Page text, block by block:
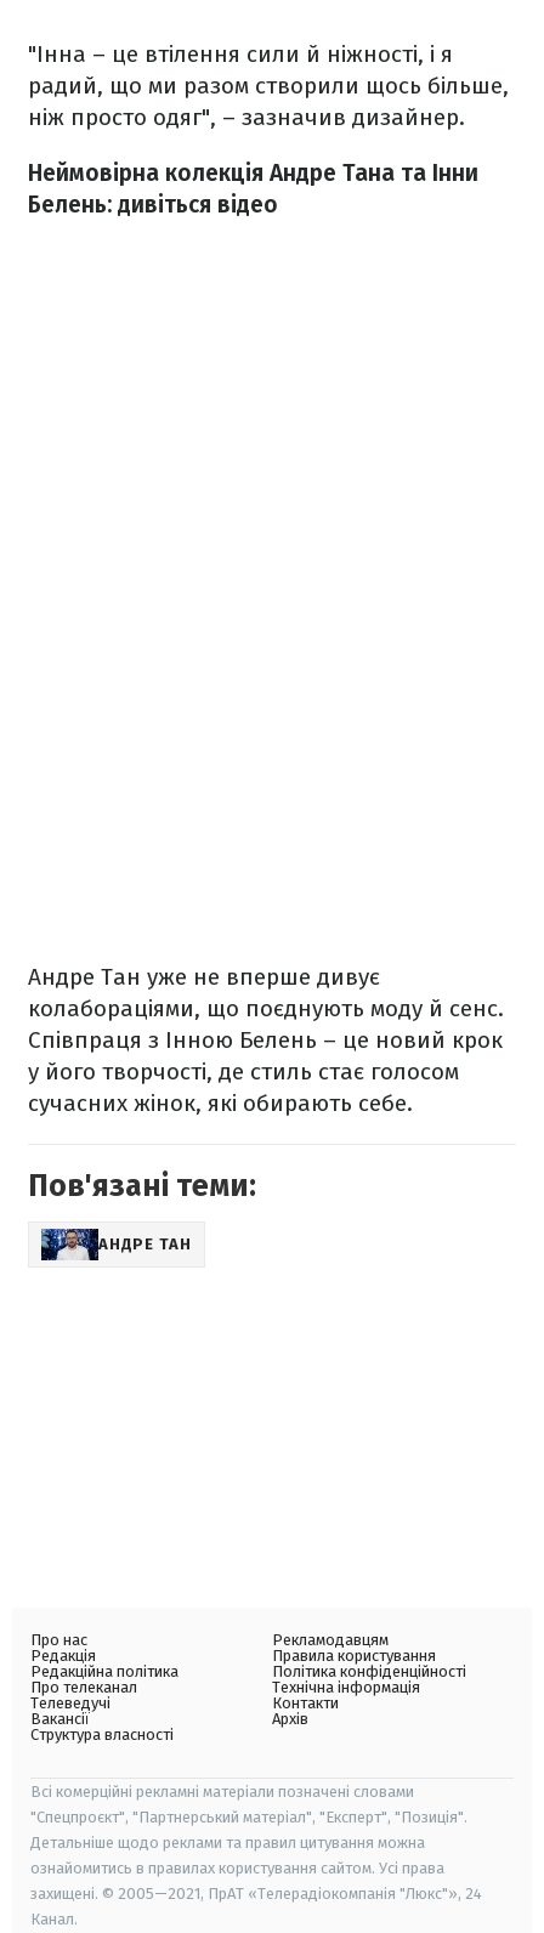
"Інна – це втілення сили й ніжності, і я
радий, що ми разом створили щось більше,
ніж просто одяг", – зазначив дизайнер.
Неймовірна колекція Андре Тана та Інни
Белень: дивіться відео
Андре Тан уже не вперше дивує
колабораціями, що поєднують моду й сенс.
Співпраця з Інною Белень – це новий крок
у його творчості, де стиль стає голосом
сучасних жінок, які обирають себе.
Пов'язані теми:
АНДРЕ ТАН
Про нас
Редакція
Редакційна політика
Про телеканал
Телеведучі
Вакансії
Структура власності
Рекламодавцям
Правила користування
Політика конфіденційності
Технічна інформація
Контакти
Архів
Всі комерційні рекламні матеріали позначені словами
"Спецпроєкт", "Партнерський матеріал", "Експерт", "Позиція".
Детальніше щодо реклами та правил цитування можна
ознайомитись в правилах користування сайтом. Усі права
захищені. © 2005—2021, ПрАТ «Телерадіокомпанія "Люкс"», 24
Канал.